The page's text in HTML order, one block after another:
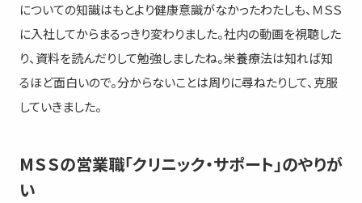
についての知識はもとより健康意識がなかったわたしも、ＭＳＳ
に入社してからまるっきり変わりました。社内の動画を視聴した
り、資料を読んだりして勉強しましたね。栄養療法は知れば知
るほど面白いので。分からないことは周りに尋ねたりして、克服
していきました。
MＳＳの営業職「クリニック・サポート」のやりが
い